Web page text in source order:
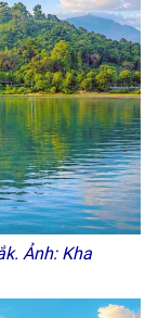
Ảnh: Kha